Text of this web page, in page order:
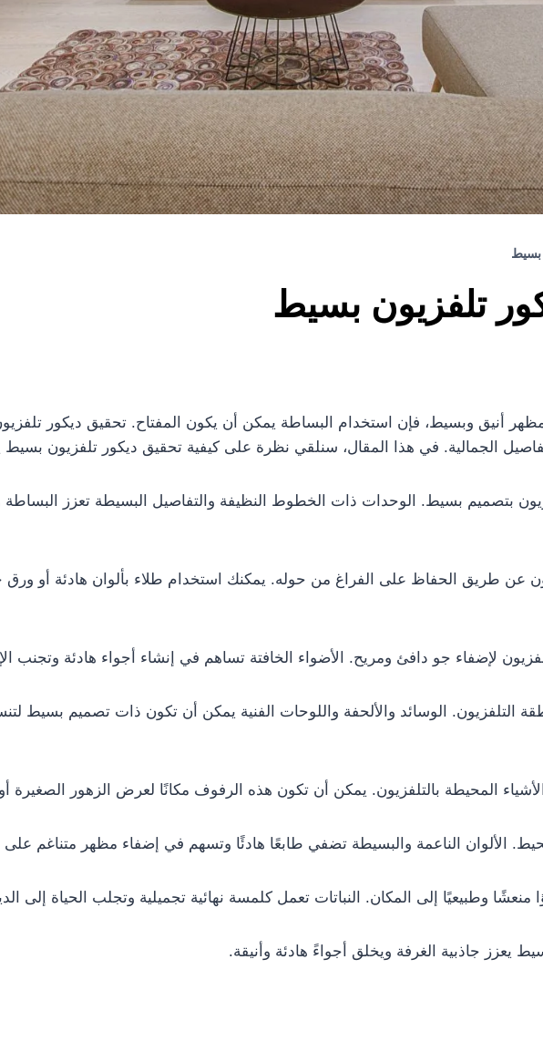
بسيط
تلفزيون بسيط
أنيق وبسيط، فإن استخدام البساطة يمكن أن يكون المفتاح. تحقيق ديكور
الجمالية. في هذا المقال، سنلقي نظرة على كيفية تحقيق ديكور تلفزيون بسيط
بتصميم بسيط. الوحدات ذات الخطوط النظيفة والتفاصيل البسيطة تعزز
عن طريق الحفاظ على الفراغ من حوله. يمكنك استخدام طلاء بألوان هادئة أو
لإضفاء جو دافئ ومريح. الأضواء الخافتة تساهم في إنشاء أجواء هادئة وتجنب
التلفزيون. الوسائد والألحفة واللوحات الفنية يمكن أن تكون ذات تصميم بسيط
المحيطة بالتلفزيون. يمكن أن تكون هذه الرفوف مكانًا لعرض الزهور الصغيرة أو
الألوان الناعمة والبسيطة تضفي طابعًا هادئًا وتسهم في إضفاء مظهر متناغم على
وطبيعيًا إلى المكان. النباتات تعمل كلمسة نهائية تجميلية وتجلب الحياة إلى
يعزز جاذبية الغرفة ويخلق أجواءً هادئة وأنيقة.